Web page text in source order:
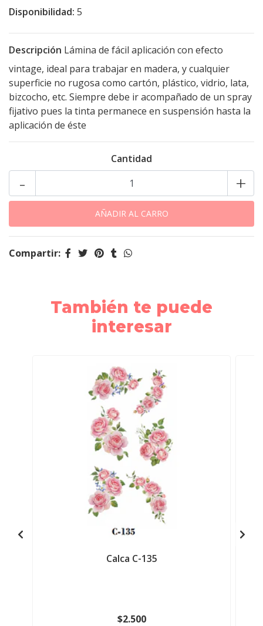
Disponibilidad: 5
Descripción Lámina de fácil aplicación con efecto
vintage, ideal para trabajar en madera, y cualquier
superficie no rugosa como cartón, plástico, vidrio, lata,
bizcocho, etc. Siempre debe ir acompañado de un spray
fijativo pues la tinta permanece en suspensión hasta la
aplicación de éste
Cantidad
+
-
Compartir:
También te puede
interesar
Calca C-135
$2.500